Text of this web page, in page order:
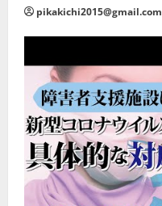
pikakichi2015@gmail.com